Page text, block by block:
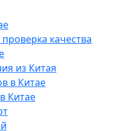
качества
из Китая
в Китае
Китае